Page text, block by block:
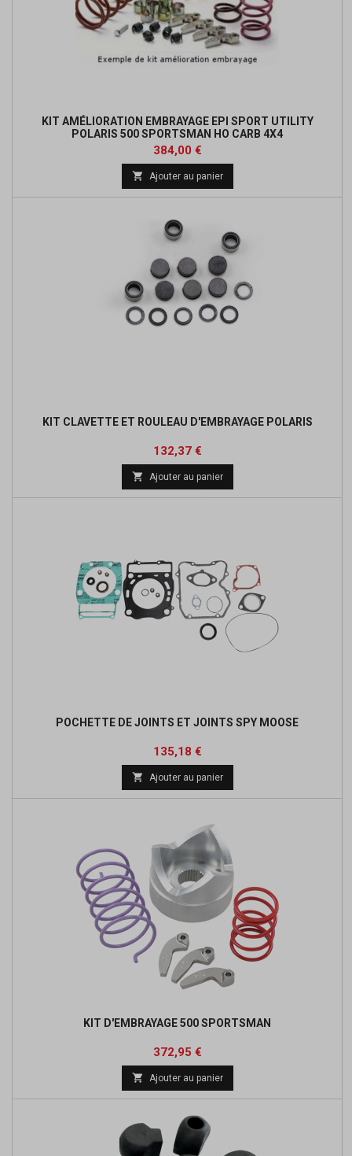
KIT AMÉLIORATION EMBRAYAGE EPI SPORT UTILITY
POLARIS 500 SPORTSMAN HO CARB 4X4
Prix
384,00 €Prix
de
base
 Ajouter au panier
KIT CLAVETTE ET ROULEAU D'EMBRAYAGE POLARIS
Prix
132,37 €Prix
de
base
 Ajouter au panier
POCHETTE DE JOINTS ET JOINTS SPY MOOSE
Prix
135,18 €Prix
de
base
 Ajouter au panier
KIT D'EMBRAYAGE 500 SPORTSMAN
Prix
372,95 €Prix
de
base
 Ajouter au panier